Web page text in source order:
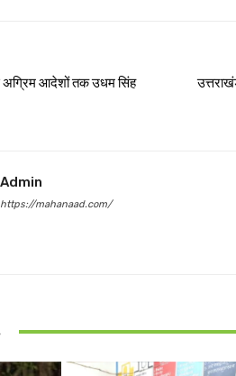
आदेशों तक उधम सिंह
Admin
https://mahanaad.com/